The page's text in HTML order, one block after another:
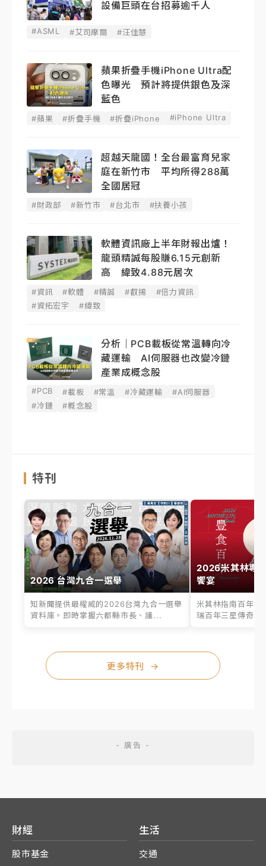
設備巨頭在台招募逾千人
#ASML #艾司摩爾 #汪佳慧
蘋果折疊手機iPhone Ultra配
色曝光 預計將提供銀色及深
藍色
#蘋果 #折疊手機 #折疊iPhone #iPhone Ultra
超越天龍國！全台最富育兒家
庭在新竹市 平均所得288萬
全國居冠
#財政部 #新竹市 #台北市 #扶養小孩
軟體資訊廠上半年財報出爐！
龍頭精誠每股賺6.15元創新
高 緯致4.88元居次
#資訊 #軟體 #精誠 #叡揚
#倍力資訊
#資拓宏宇
#緯致
分析｜PCB載板從常溫轉向冷
藏運輸 AI伺服器也改變冷鏈
產業成概念股
#PCB #載板 #常溫 #冷藏運輸
#AI伺服器
#冷鏈
#概念股
特刊
2026 台灣九合一選舉
知新聞提供最權威的2026台灣九合一選舉
資料庫。即時掌握六都縣市長、議...
2026米其林專
饗宴
米其林指南百年之
瑞百年三星傳奇、
更多特刊 →
財經
股市基金
生活
交通